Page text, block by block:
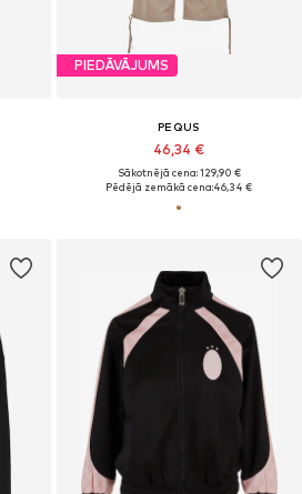
PIEDĀVĀJUMS
PEQUS
46,34 €
Sākotnējā cena: 129,90 €
Pēdējā zemākā cena:46,34 €